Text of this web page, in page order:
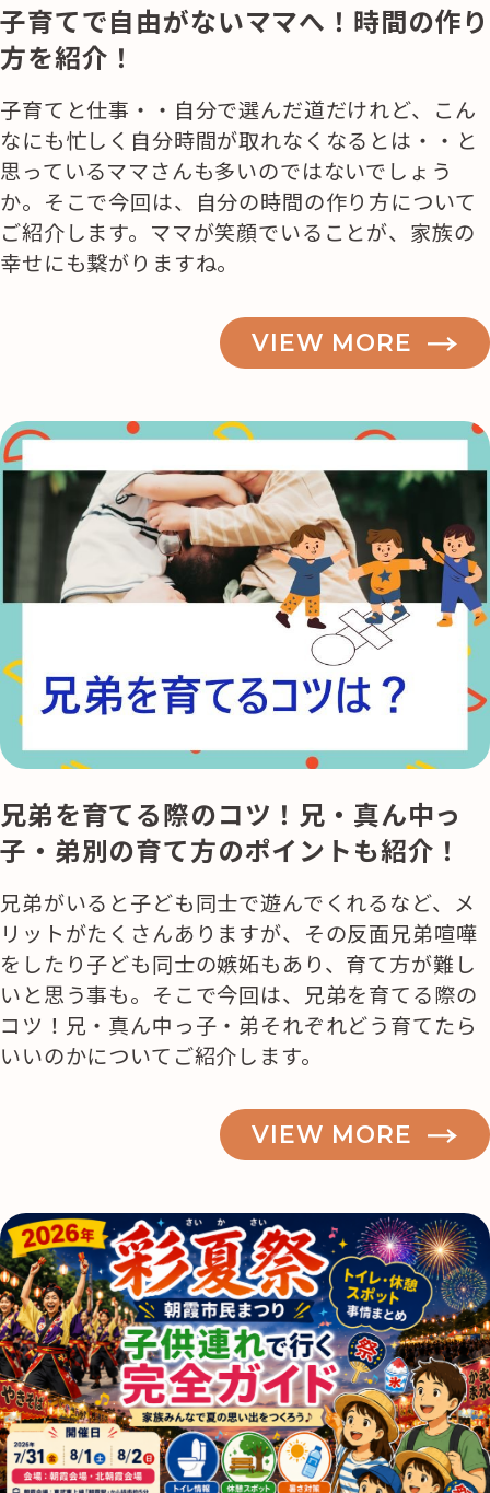
子育てで自由がないママへ！時間の作り
方を紹介！
子育てと仕事・・自分で選んだ道だけれど、こん
なにも忙しく自分時間が取れなくなるとは・・と
思っているママさんも多いのではないでしょう
か。そこで今回は、自分の時間の作り方について
ご紹介します。ママが笑顔でいることが、家族の
幸せにも繋がりますね。
VIEW MORE
兄弟を育てる際のコツ！兄・真ん中っ
子・弟別の育て方のポイントも紹介！
兄弟がいると子ども同士で遊んでくれるなど、メ
リットがたくさんありますが、その反面兄弟喧嘩
をしたり子ども同士の嫉妬もあり、育て方が難し
いと思う事も。そこで今回は、兄弟を育てる際の
コツ！兄・真ん中っ子・弟それぞれどう育てたら
いいのかについてご紹介します。
VIEW MORE